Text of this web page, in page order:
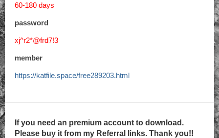
60-180 days
password
xj^r2*@frd7!3
member
https://katfile.space/free289203.html
If you need an premium account to download.
Please buy it from my Referral links. Thank you!!